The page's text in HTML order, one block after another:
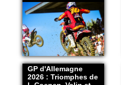
GP d'Allemagne
2026 : Triomphes de